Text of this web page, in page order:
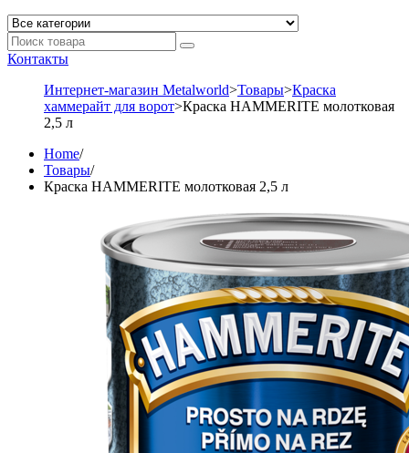
Контакты
Интернет-магазин Metalworld>Товары>Краска
хаммерайт для ворот>Краска HAMMERITE молотковая
2,5 л
Home/
Товары/
Краска HAMMERITE молотковая 2,5 л